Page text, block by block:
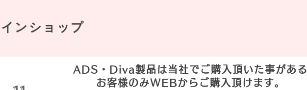
ンショップ
​ADS・Diva製品は当社でご購入頂いた事がある
お客様のみWEBからご購入頂けます。